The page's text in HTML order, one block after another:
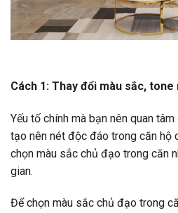
Cách 1: Thay đổi màu sắc, tone
Yếu tố chính mà bạn nên quan
tạo nên nét độc đáo trong căn hộ
chọn màu sắc chủ đạo trong căn
gian.
Để chọn màu sắc chủ đạo trong